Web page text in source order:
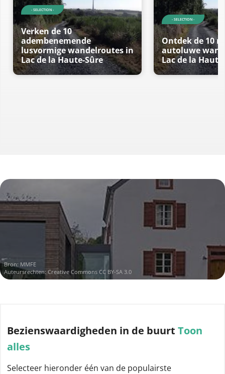
- SELECTION -
Verken de 10
adembenemende
lusvormige wandelroutes in
Lac de la Haute-Sûre
- SELECTION -
Ontdek de 10
autoluwe
Lac de la
Bron: MMFE
Auteursrechten: Creative Commons CC BY-SA 3.0
Bezienswaardigheden in de buurt Toon
alles
Selecteer hieronder één van de populairste